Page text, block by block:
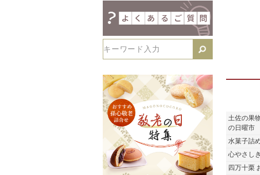
土佐の果
の日曜市
水菓子詰
心やさし
四万十栗